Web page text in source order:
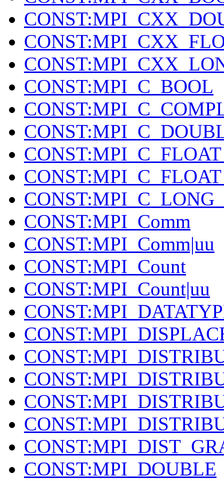
CONST:MPI_C_BOOL
CONST:MPI_Comm
CONST:MPI_Comm|uu
CONST:MPI_Count
CONST:MPI_Count|uu
CONST:MPI_DOUBLE